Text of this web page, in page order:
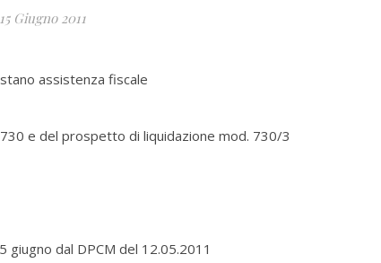
15 Giugno 2011
assistenza fiscale
e del prospetto di liquidazione mod. 730/3
dal DPCM del 12.05.2011